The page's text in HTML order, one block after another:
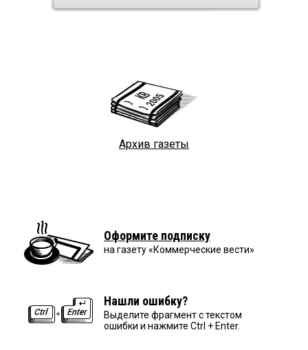
Архив газеты
Оформите подписку
на газету «Коммерческие вести»
Нашли ошибку?
Выделите фрагмент с текстом
ошибки и нажмите Ctrl + Enter.